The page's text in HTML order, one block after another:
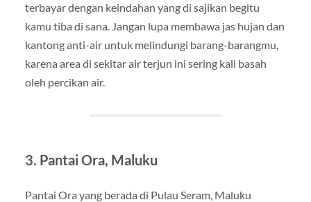
terbayar dengan keindahan yang di sajikan begitu
kamu tiba di sana. Jangan lupa membawa jas hujan dan
kantong anti-air untuk melindungi barang-barangmu,
karena area di sekitar air terjun ini sering kali basah
oleh percikan air.
3. Pantai Ora, Maluku
Pantai Ora yang berada di Pulau Seram, Maluku